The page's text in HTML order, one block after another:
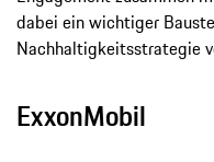
dabei ein wichtiger
Nachhaltigkeitsstrategie
ExxonMobil